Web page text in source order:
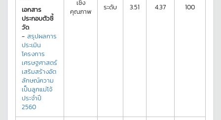
เอกสาร
ประกอบตัวชี้
วัด
- สรุปผลการ
ประเมิน
โครงการ
เศรษฐศาสตร์
เสริมสร้างอัต
ลักษณ์ความ
เป็นลูกแม่โจ้
ประจำปี
2560
เชิง
คุณภาพ
ระดับ 3.51 4.37 100